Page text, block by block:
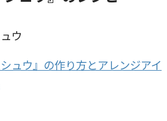
ウ
ュウ』の作り方とアレンジアイ